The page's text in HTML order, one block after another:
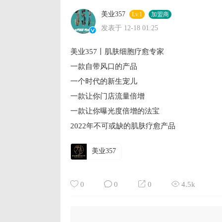
美业357 Lv.1 加盟商
发表于 12-18 01:25
美业357丨肌肤细胞疗愈专家
一款自带风口的产品
一个时代的新生宠儿
一款让你门店流量倍增
一款让你曝光度倍增的法宝
2022年不可或缺的肌肤疗愈产品
美业357
0 0 0 4.5k